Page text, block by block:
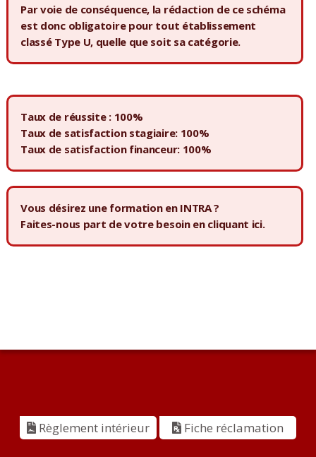
Par voie de conséquence, la rédaction de ce schéma
est donc obligatoire pour tout établissement
classé Type U, quelle que soit sa catégorie.
Taux de réussite : 100%
Taux de satisfaction stagiaire: 100%
Taux de satisfaction financeur: 100%
Vous désirez une formation en INTRA ?
Faites-nous part de votre besoin en cliquant ici.
Règlement intérieur Fiche réclamation